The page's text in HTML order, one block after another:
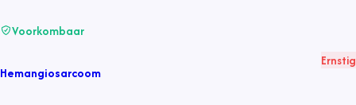
Voorkombaar
Hemangiosarcoom
Ernstig